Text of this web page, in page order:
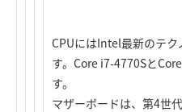
CPUにはIntel最新のテ
す。Core i7-4770Sと
す。
マザーボードは、第4世